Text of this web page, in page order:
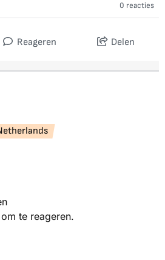
0 reacties
Reageren Delen
te reageren.